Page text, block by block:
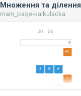
Множення та ділення
main_page-kalkulacka